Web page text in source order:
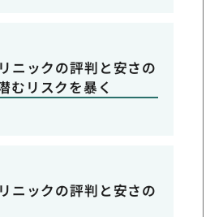
ニックの評判と安さの
むリスクを暴く
ニックの評判と安さの